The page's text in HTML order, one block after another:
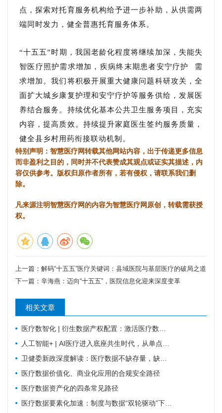
点，探索对托育服务机构给予进一步补助，从供需两
端同时发力，健全普惠托育服务体系。
“十五五”时期，我国老龄化程度将继续加深，失能失
智医疗照护需求增加，疾病终末期患者安宁疗护
需
求增加。我们将积极开展重大健康问题科研攻关，全
面扩大城乡康复护理和安宁疗护等服务供给，发展医
养结合服务。持续优化基本公共卫生服务项目，充实
内容，提高质效。持续提升家庭医生签约服务质量，
健全县乡村用药衔接联动机制。
特别声明：智慧医疗网转载其他网站内容，出于传递更多信息
而非盈利之目的，同时并不代表赞成其观点或证实其描述，内
容仅供参考。版权归原作者所有，若有侵权，请联系我们删
除。
凡来源注明智慧医疗网的内容为智慧医疗网原创，转载需获授
权。
上一篇： 解码“十五五”医疗关键词：县域医院与基层医疗的破局之道
下一篇： 辛海燕：迈向“十五五”，医院信息化迎来深度变革
相关文章
医疗数智化 | 衍生数据产权配置：激活医疗数据价值的关键规则
人工智能+ | AI医疗进入底座共生时代，从单点智能走向全域协同
卫健委新政深度解读：医疗数据不缺存量，缺可复用的高质量数据集
医疗数据价值化、商业化应用的合规安全路径
医疗数据资产化的四条常见路径
医疗数据要素化加速：制度与数据“双轮驱动”下的机遇与挑战